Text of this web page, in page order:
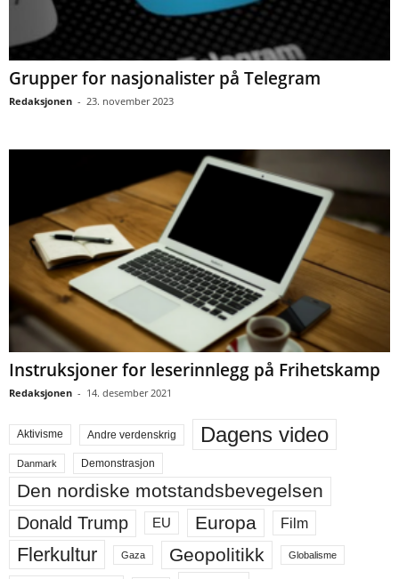
Grupper for nasjonalister på Telegram
Redaksjonen - 23. november 2023
Instruksjoner for leserinnlegg på Frihetskamp
Redaksjonen - 14. desember 2021
Aktivisme Andre verdenskrig Dagens video
Danmark Demonstrasjon
Den nordiske motstandsbevegelsen
Donald Trump EU Europa Film
Flerkultur Gaza Geopolitikk Globalisme